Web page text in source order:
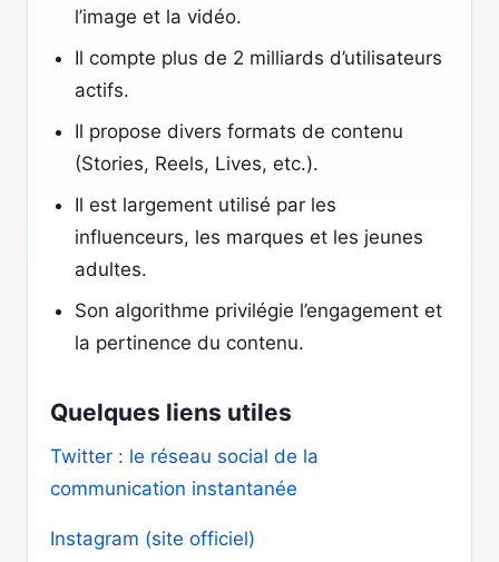
l’image et la vidéo.
Il compte plus de 2 milliards d’utilisateurs
actifs.
Il propose divers formats de contenu
(Stories, Reels, Lives, etc.).
Il est largement utilisé par les
influenceurs, les marques et les jeunes
adultes.
Son algorithme privilégie l’engagement et
la pertinence du contenu.
Quelques liens utiles
Twitter : le réseau social de la
communication instantanée
Instagram (site officiel)